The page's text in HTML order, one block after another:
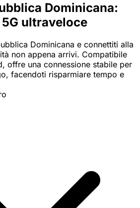
Dominicana:
ultraveloce
Dominicana e connettiti alla
non appena arrivi. Compatibile
offre una connessione stabile per
facendoti risparmiare tempo e